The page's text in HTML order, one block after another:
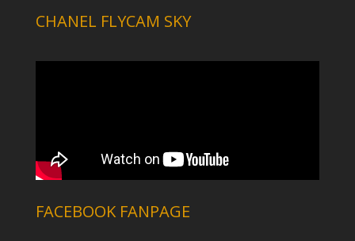
CHANEL FLYCAM SKY
FACEBOOK FANPAGE